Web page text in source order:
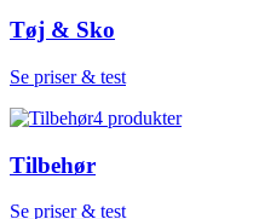
Tøj & Sko
Se priser & test
4 produkter
Tilbehør
Se priser & test